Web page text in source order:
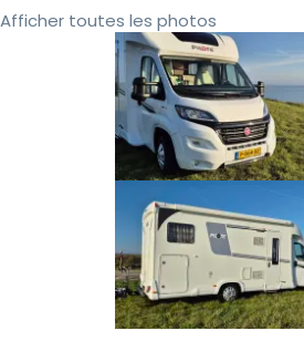
Afficher toutes les photos